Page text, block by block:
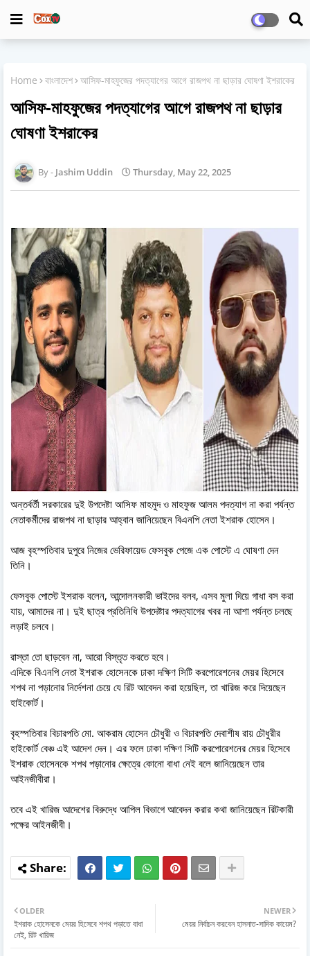
Home বাংলাদেশ আসিফ-মাহফুজের পদত্যাগের আগে রাজপথ না ছাড়ার ঘোষণা ইশরাকের
আসিফ-মাহফুজের পদত্যাগের আগে রাজপথ না ছাড়ার
ঘোষণা ইশরাকের
Jashim Uddin Thursday, May 22, 2025
অন্তর্বর্তী সরকারের দুই উপদেষ্টা আসিফ মাহমুদ ও মাহফুজ আলম পদত্যাগ না করা পর্যন্ত
নেতাকর্মীদের রাজপথ না ছাড়ার আহ্বান জানিয়েছেন বিএনপি নেতা ইশরাক হোসেন।
আজ বৃহস্পতিবার দুপুরে নিজের ভেরিফায়েড ফেসবুক পেজে এক পোস্টে এ ঘোষণা দেন
তিনি।
ফেসবুক পোস্টে ইশরাক বলেন, আন্দোলনকারী ভাইদের বলব, এসব মুলা দিয়ে গাধা বস করা
যায়, আমাদের না। দুই ছাত্র প্রতিনিধি উপদেষ্টার পদত্যাগের খবর না আশা পর্যন্ত চলছে
লড়াই চলবে।
রাস্তা তো ছাড়বেন না, আরো বিস্তৃত করতে হবে।
এদিকে বিএনপি নেতা ইশরাক হোসেনকে ঢাকা দক্ষিণ সিটি করপোরেশনের মেয়র হিসেবে
শপথ না পড়ানোর নির্দেশনা চেয়ে যে রিট আবেদন করা হয়েছিল, তা খারিজ করে দিয়েছেন
হাইকোর্ট।
বৃহস্পতিবার বিচারপতি মো. আকরাম হোসেন চৌধুরী ও বিচারপতি দেবাশীষ রায় চৌধুরীর
হাইকোর্ট বেঞ্চ এই আদেশ দেন। এর ফলে ঢাকা দক্ষিণ সিটি করপোরেশনের মেয়র হিসেবে
ইশরাক হোসেনকে শপথ পড়ানোর ক্ষেত্রে কোনো বাধা নেই বলে জানিয়েছেন তার
আইনজীবীরা।
তবে এই খারিজ আদেশের বিরুদ্ধে আপিল বিভাগে আবেদন করার কথা জানিয়েছেন রিটকারী
পক্ষের আইনজীবী।
NEWER
মেয়র নির্বাচন করবেন হাসনাত-সাদিক কায়েম?
OLDER
ইশরাক হোসেনকে মেয়র হিসেবে শপথ পড়াতে বাধা
নেই, রিট খারিজ